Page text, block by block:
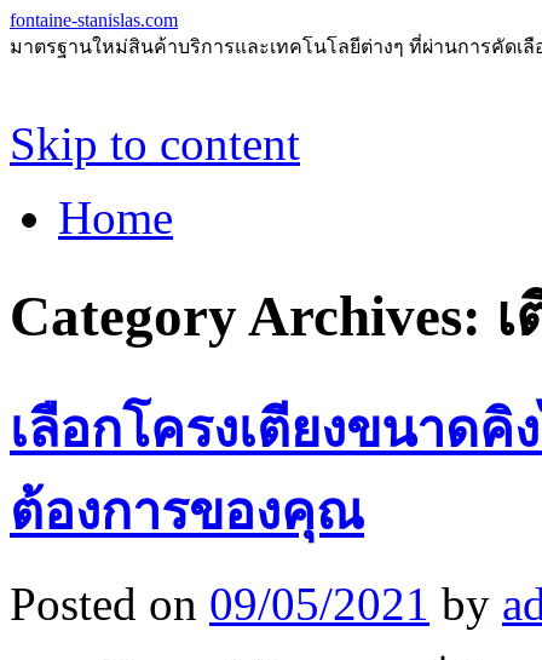
fontaine-stanislas.com
มาตรฐานใหม่สินค้าบริการและเทคโนโลยีต่างๆ ที่ผ่านการคัด
Skip to content
Home
Category Archives: เ
เลือกโครงเตียงขนาด
ต้องการของคุณ
Posted on 09/05/2021 by